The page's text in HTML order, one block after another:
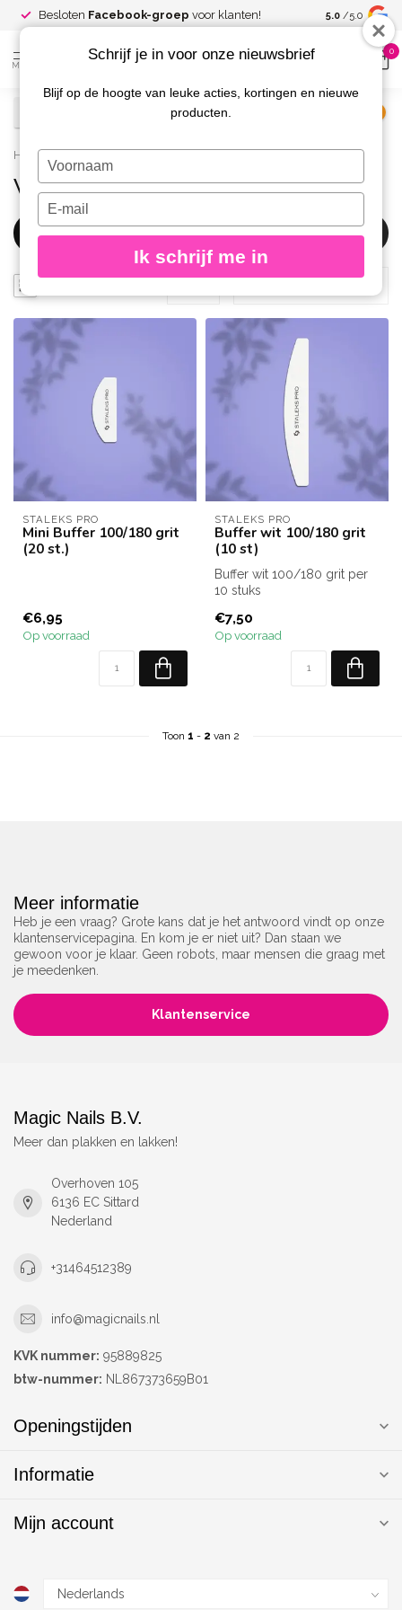
Besloten Facebook-groep voor klanten! Spaar voor
kortingen
5.0 /5.0
MENU
0
Home / Merken / Staleks Pro / Vijlen Staleks Pro
Vijlen Staleks Pro
Filters
STALEKS PRO
Mini Buffer 100/180 grit
(20 st.)
€6,95
Op voorraad
STALEKS PRO
Buffer wit 100/180 grit
(10 st)
Buffer wit 100/180 grit per
10 stuks
€7,50
Op voorraad
Toon 1 - 2 van 2
Meer informatie
Heb je een vraag? Grote kans dat je het antwoord vindt op onze
klantenservicepagina. En kom je er niet uit? Dan staan we
gewoon voor je klaar. Geen robots, maar mensen die graag met
je meedenken.
Klantenservice
Magic Nails B.V.
Meer dan plakken en lakken!
Overhoven 105
6136 EC Sittard
Nederland
+31464512389
info@magicnails.nl
KVK nummer: 95889825
btw-nummer: NL867373659B01
Openingstijden
Informatie
Mijn account
Schrijf je in voor onze nieuwsbrief
Blijf op de hoogte van leuke acties, kortingen en nieuwe
producten.
Typ
je
naam
Typ
je
e-
in
Ik schrijf me in